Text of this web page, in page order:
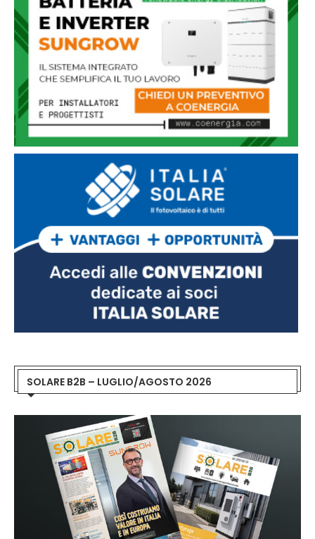
SOLARE B2B – LUGLIO/AGOSTO 2026